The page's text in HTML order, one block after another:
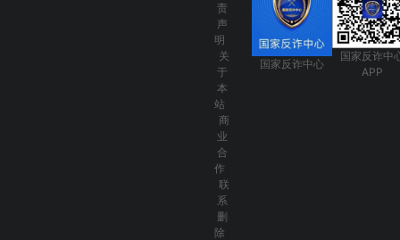
责
声
明
关
于
本
站
商
业
合
作
联
系
删
除
国家反诈中心
国家反诈中
APP